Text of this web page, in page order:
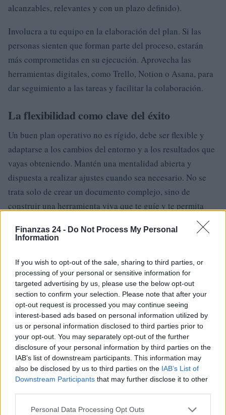
Finanzas 24 - Do Not Process My Personal
Information
If you wish to opt-out of the sale, sharing to third parties, or
processing of your personal or sensitive information for
targeted advertising by us, please use the below opt-out
section to confirm your selection. Please note that after your
opt-out request is processed you may continue seeing
interest-based ads based on personal information utilized by
us or personal information disclosed to third parties prior to
your opt-out. You may separately opt-out of the further
disclosure of your personal information by third parties on the
IAB’s list of downstream participants. This information may
also be disclosed by us to third parties on the IAB’s List of
Downstream Participants that may further disclose it to other
Please note that this website/app uses one or more Google
Personal Data Processing Opt Outs
alcanzables, relevantes y con un plazo definido).
Involucra a tu equipo en la elaboración del plan. Si las
personas sienten que forman parte del proceso, estarán
más comprometidas en su ejecución. Aprovecha las
herramientas digitales, como Trello, Notion o Asana, para
dar seguimiento a las tareas y facilitar la colaboración.
La flexibilidad como clave del éxito
Un buen plan operativo no es rígido, debe ser flexible y
adaptarse a los cambios del entorno y a los resultados que
vayas obteniendo. Mantén una mentalidad abierta y
dispuesta a realizar ajustes cuando sea necesario. No se
trata solo de crear un documento complejo, sino de
construir una herramienta viva que te guíe y te permita
adaptarte a las circunstancias que vayas enfrentando.
En conclusión, un plan operativo bien diseñado no solo
organiza tu trabajo diario, sino que mejora la
coordinación, el seguimiento y el uso eficiente de
recursos. Si logras hacerlo realista y medible, estarás en
una mejor posición para alcanzar tus objetivos
empresariales. La clave del éxito radica en la simplicidad y
la adaptabilidad.
AUTOR
Staff